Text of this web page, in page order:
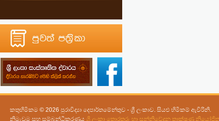
කතුහිමිකම © 2026 පුරාවිද්‍යා දෙපාර්තමේන්තුව - ශ්‍රී ලංකාව. සියළු හිමිකම් ඇවිරිනි.
නිමැවුම සහ සම්බන්ධීකරණය ශ්‍රි ලංකා තොරතුරු හා සන්නිවේදන තාක්ෂණ